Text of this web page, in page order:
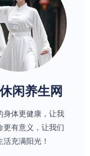
闲养生网
身体更健康，让我
更有意义，让我们
活充满阳光！